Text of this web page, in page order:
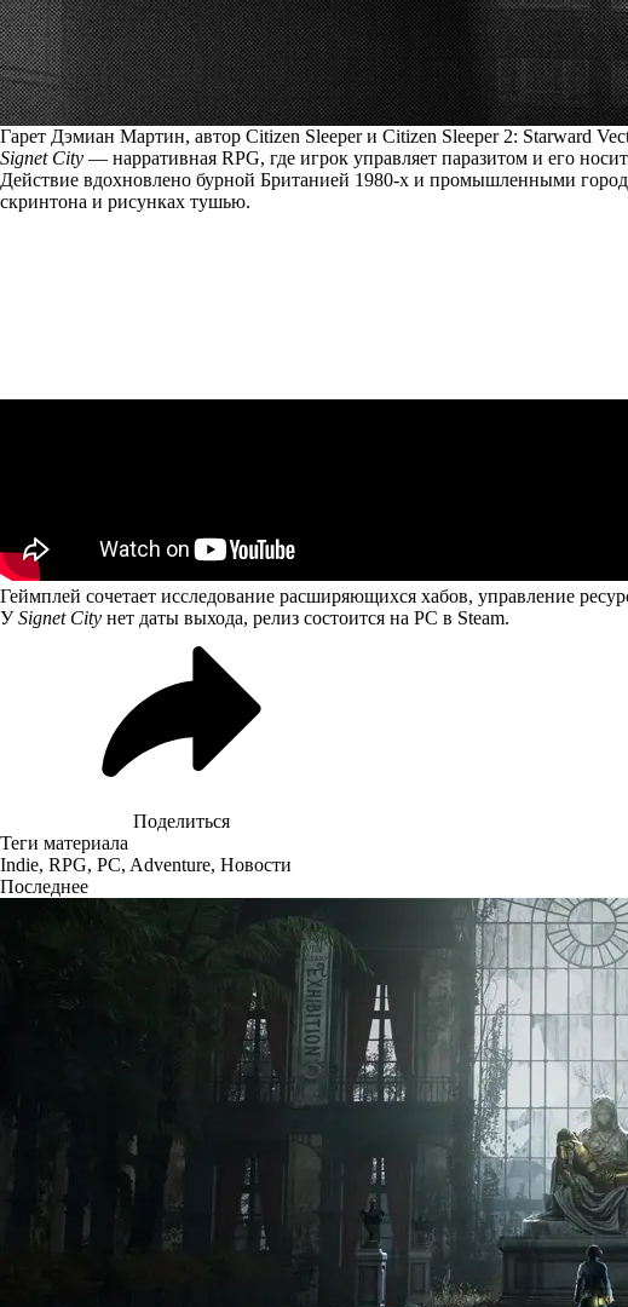
Гарет Дэмиан Мартин, автор Citizen Sleeper и Citizen Sleeper 2: Starward
Signet City — нарративная RPG, где игрок управляет паразитом и его
Действие вдохновлено бурной Британией 1980-х и промышленными
скринтона и рисунках тушью.
Геймплей сочетает исследование расширяющихся хабов, управление
УSignet City нет даты выхода, релиз состоится на PC в Steam.
Поделиться
Теги материала
Indie, RPG, PC, Adventure, Новости
Последнее